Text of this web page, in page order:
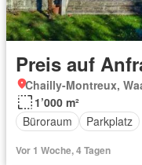
Preis auf
Chailly-Montreux,
1’000 m²
Büroraum
Parkplatz
Vor 1 Woche, 4 Tagen